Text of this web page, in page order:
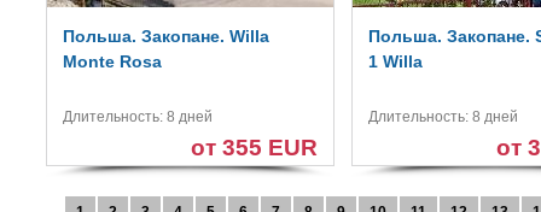
Польша. Закопане. Willa
Monte Rosa
Длительность: 8 дней
от 355 EUR
Польша. Закопане.
1 Willa
Длительность: 8 дней
от